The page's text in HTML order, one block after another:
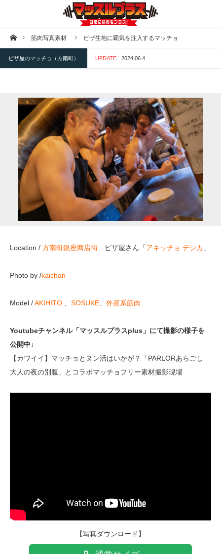
ホーム筋肉写真素材 ピザ生地に覇気を注入するマッチョ
ピザ屋のマッチョ（方南町） UPDATE 2024.06.4
Location / 方南町銀座商店街 ピザ屋さん「アキッチョ デシカ 」
Photo by /kaichan
Model /AKIHITO SOSUKE 外資系筋肉
Youtubeチャンネル「マッスルプラスplus」にて撮影の様子を
公開中↓
【カワイイ】マッチョとヌン活はいかが？「PARLORあらごし
大人の夜の別腹」とコラボマッチョフリー素材撮影現場
【写真ダウンロード】